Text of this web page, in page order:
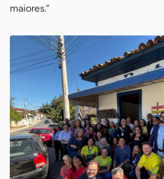
maiores.”